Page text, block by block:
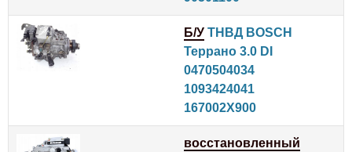
Б/У ТНВД BOSCH
Террано 3.0 DI
0470504034
1093424041
167002X900
восстановленный